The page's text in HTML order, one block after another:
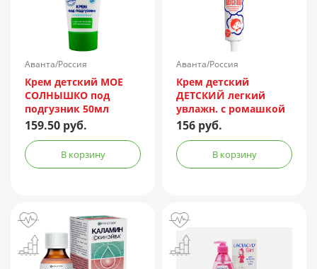
Аванта/Россия
Крем детский МОЕ
СОЛНЫШКО под
подгузник 50мл
159.50 руб.
В корзину
Аванта/Россия
Крем детский
ДЕТСКИЙ легкий
увлажн. с ромашкой
75г (ламинат. туба)
156 руб.
В корзину